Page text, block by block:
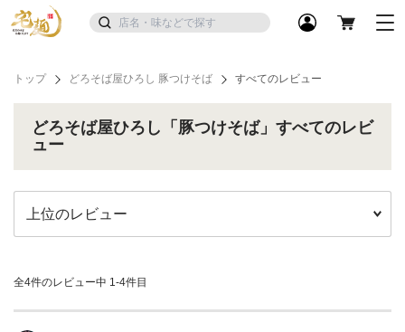
トップ どろそば屋ひろし 豚つけそば すべてのレビュー
どろそば屋ひろし「豚つけそば」すべてのレビ
ュー
全4件のレビュー中 1-4件目